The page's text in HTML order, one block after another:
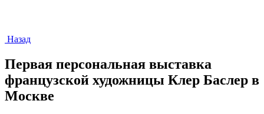
Назад
Первая персональная выставка
французской художницы Клер Баслер в
Москве